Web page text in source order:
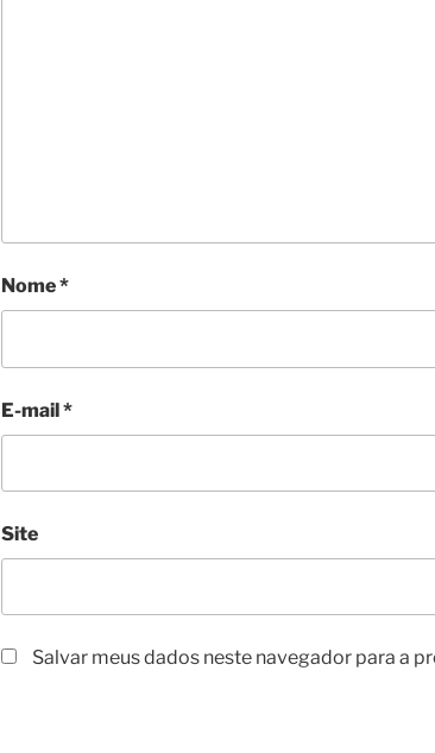
Nome*
E-mail*
Site
Salvar meus dados neste navegador para a